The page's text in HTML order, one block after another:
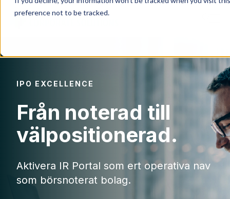
preference not to be tracked.
Lösningar
IPO EXCELLENCE
Från noterad till
välpositionerad.
Aktivera IR Portal som ert operativa nav
som börsnoterat bolag.